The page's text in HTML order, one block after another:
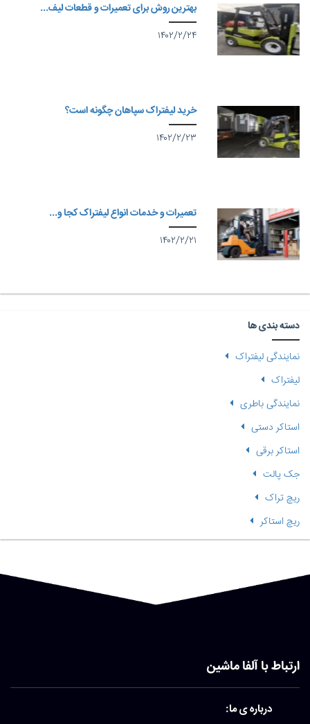
بهترین روش برای تعمیرات و قطعات لیف...
۱۴۰۲/۲/۲۴
خرید لیفتراک سپاهان چگونه است؟
۱۴۰۲/۲/۲۳
تعمیرات و خدمات انواع لیفتراک کجا و...
۱۴۰۲/۲/۲۱
دسته بندی ها
نمایندگی لیفتراک
لیفتراک
نمایندگی باطری
استاکر دستی
استاکر برقی
جک پالت
ریچ تراک
ریچ استاکر
ارتباط با آلفا ماشین
درباره ی ما: